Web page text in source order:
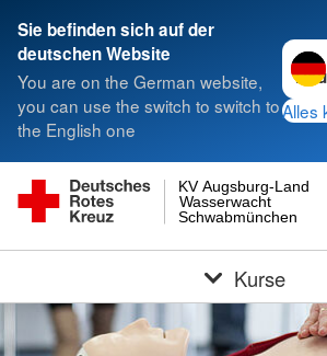
Sie befinden sich auf der
deutschen Website
You are on the German website,
you can use the switch to switch to
the English one
Alles
Schwabmünchen
Wasserwacht
KV Augsburg-Land
Kurse